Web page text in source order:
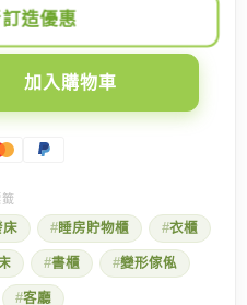
造優惠
加入購物車
床 睡房貯物櫃 衣櫃
書櫃 變形傢俬
客廳